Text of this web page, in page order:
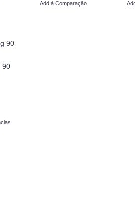
Add à Comparação
90